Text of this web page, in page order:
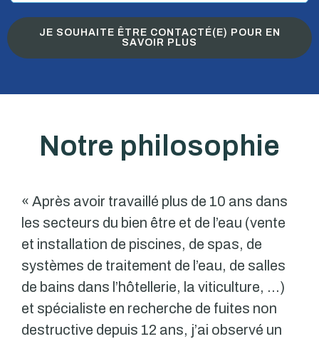
JE SOUHAITE ÊTRE CONTACTÉ(E) POUR EN
SAVOIR PLUS
Notre philosophie
« Après avoir travaillé plus de 10 ans dans
les secteurs du bien être et de l’eau (vente
et installation de piscines, de spas, de
systèmes de traitement de l’eau, de salles
de bains dans l’hôtellerie, la viticulture, …)
et spécialiste en recherche de fuites non
destructive depuis 12 ans, j’ai observé un